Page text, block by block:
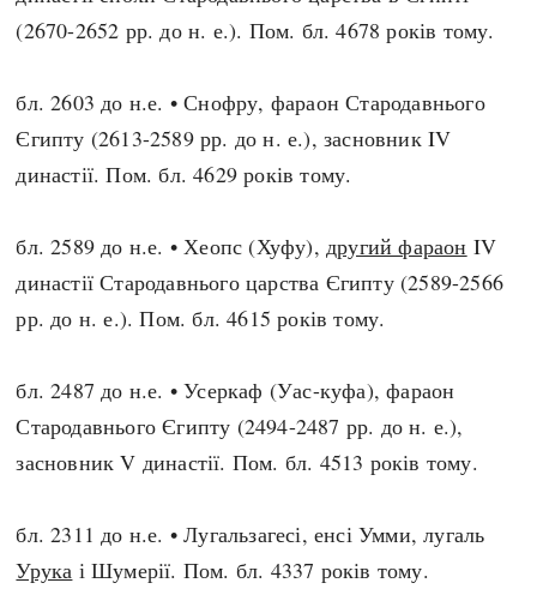
(2670-2652 рр. до н. е.). Пом. бл. 4678 років тому.
бл. 2603 до н.е. • Снофру, фараон Стародавнього
Єгипту (2613-2589 рр. до н. е.), засновник IV
династії. Пом. бл. 4629 років тому.
бл. 2589 до н.е. • Хеопс (Хуфу),другий фараон IV
династії Стародавнього царства Єгипту (2589-2566
рр. до н. е.). Пом. бл. 4615 років тому.
бл. 2487 до н.е. • Усеркаф (Уас-куфа), фараон
Стародавнього Єгипту (2494-2487 рр. до н. е.),
засновник V династії. Пом. бл. 4513 років тому.
бл. 2311 до н.е. • Лугальзагесі, енсі Умми, лугаль
Урука і Шумерії. Пом. бл. 4337 років тому.